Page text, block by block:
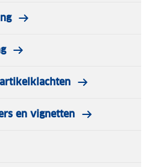
en vignetten